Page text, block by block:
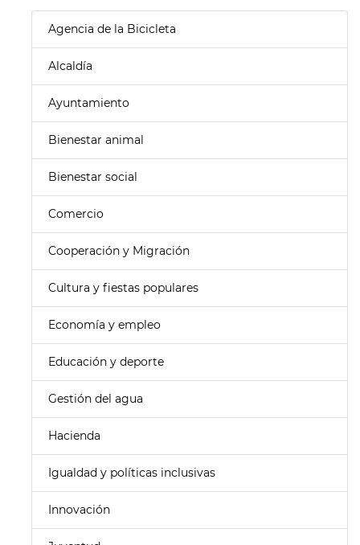
Agencia de la Bicicleta
Alcaldía
Ayuntamiento
Bienestar animal
Bienestar social
Comercio
Cooperación y Migración
Cultura y fiestas populares
Economía y empleo
Educación y deporte
Gestión del agua
Hacienda
Igualdad y políticas inclusivas
Innovación